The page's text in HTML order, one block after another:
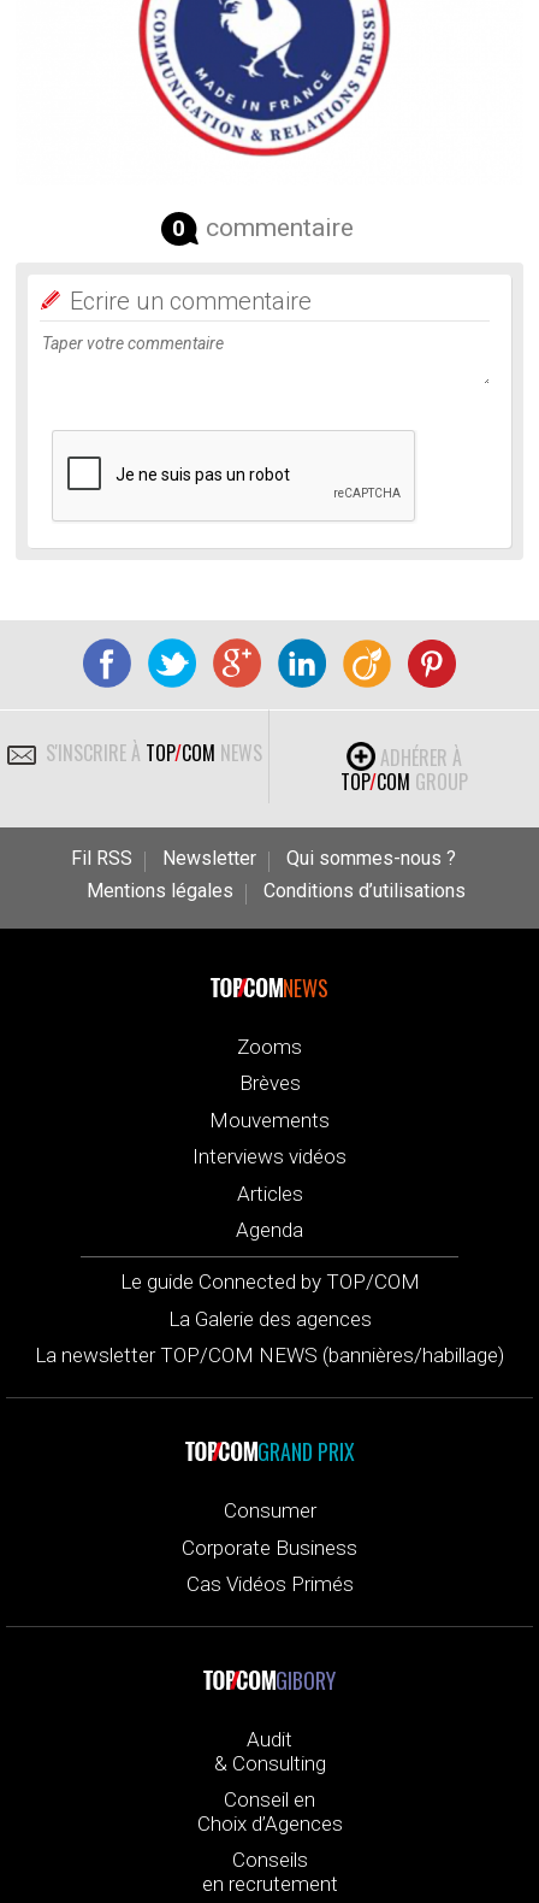
0 commentaire
Ecrire un commentaire
S'INSCRIRE À TOP/COM NEWS
ADHÉRER À
TOP/COM GROUP
Fil RSS Newsletter
Qui sommes-nous ?
Mentions légales
Conditions d’utilisations
NEWS
Zooms
Brèves
Mouvements
Interviews vidéos
Articles
Agenda
Le guide Connected by TOP/COM
La Galerie des agences
La newsletter TOP/COM NEWS (bannières/habillage)
GRAND PRIX
Consumer
Corporate Business
Cas Vidéos Primés
GIBORY
Audit
& Consulting
Conseil en
Choix d’Agences
Conseils
en recrutement